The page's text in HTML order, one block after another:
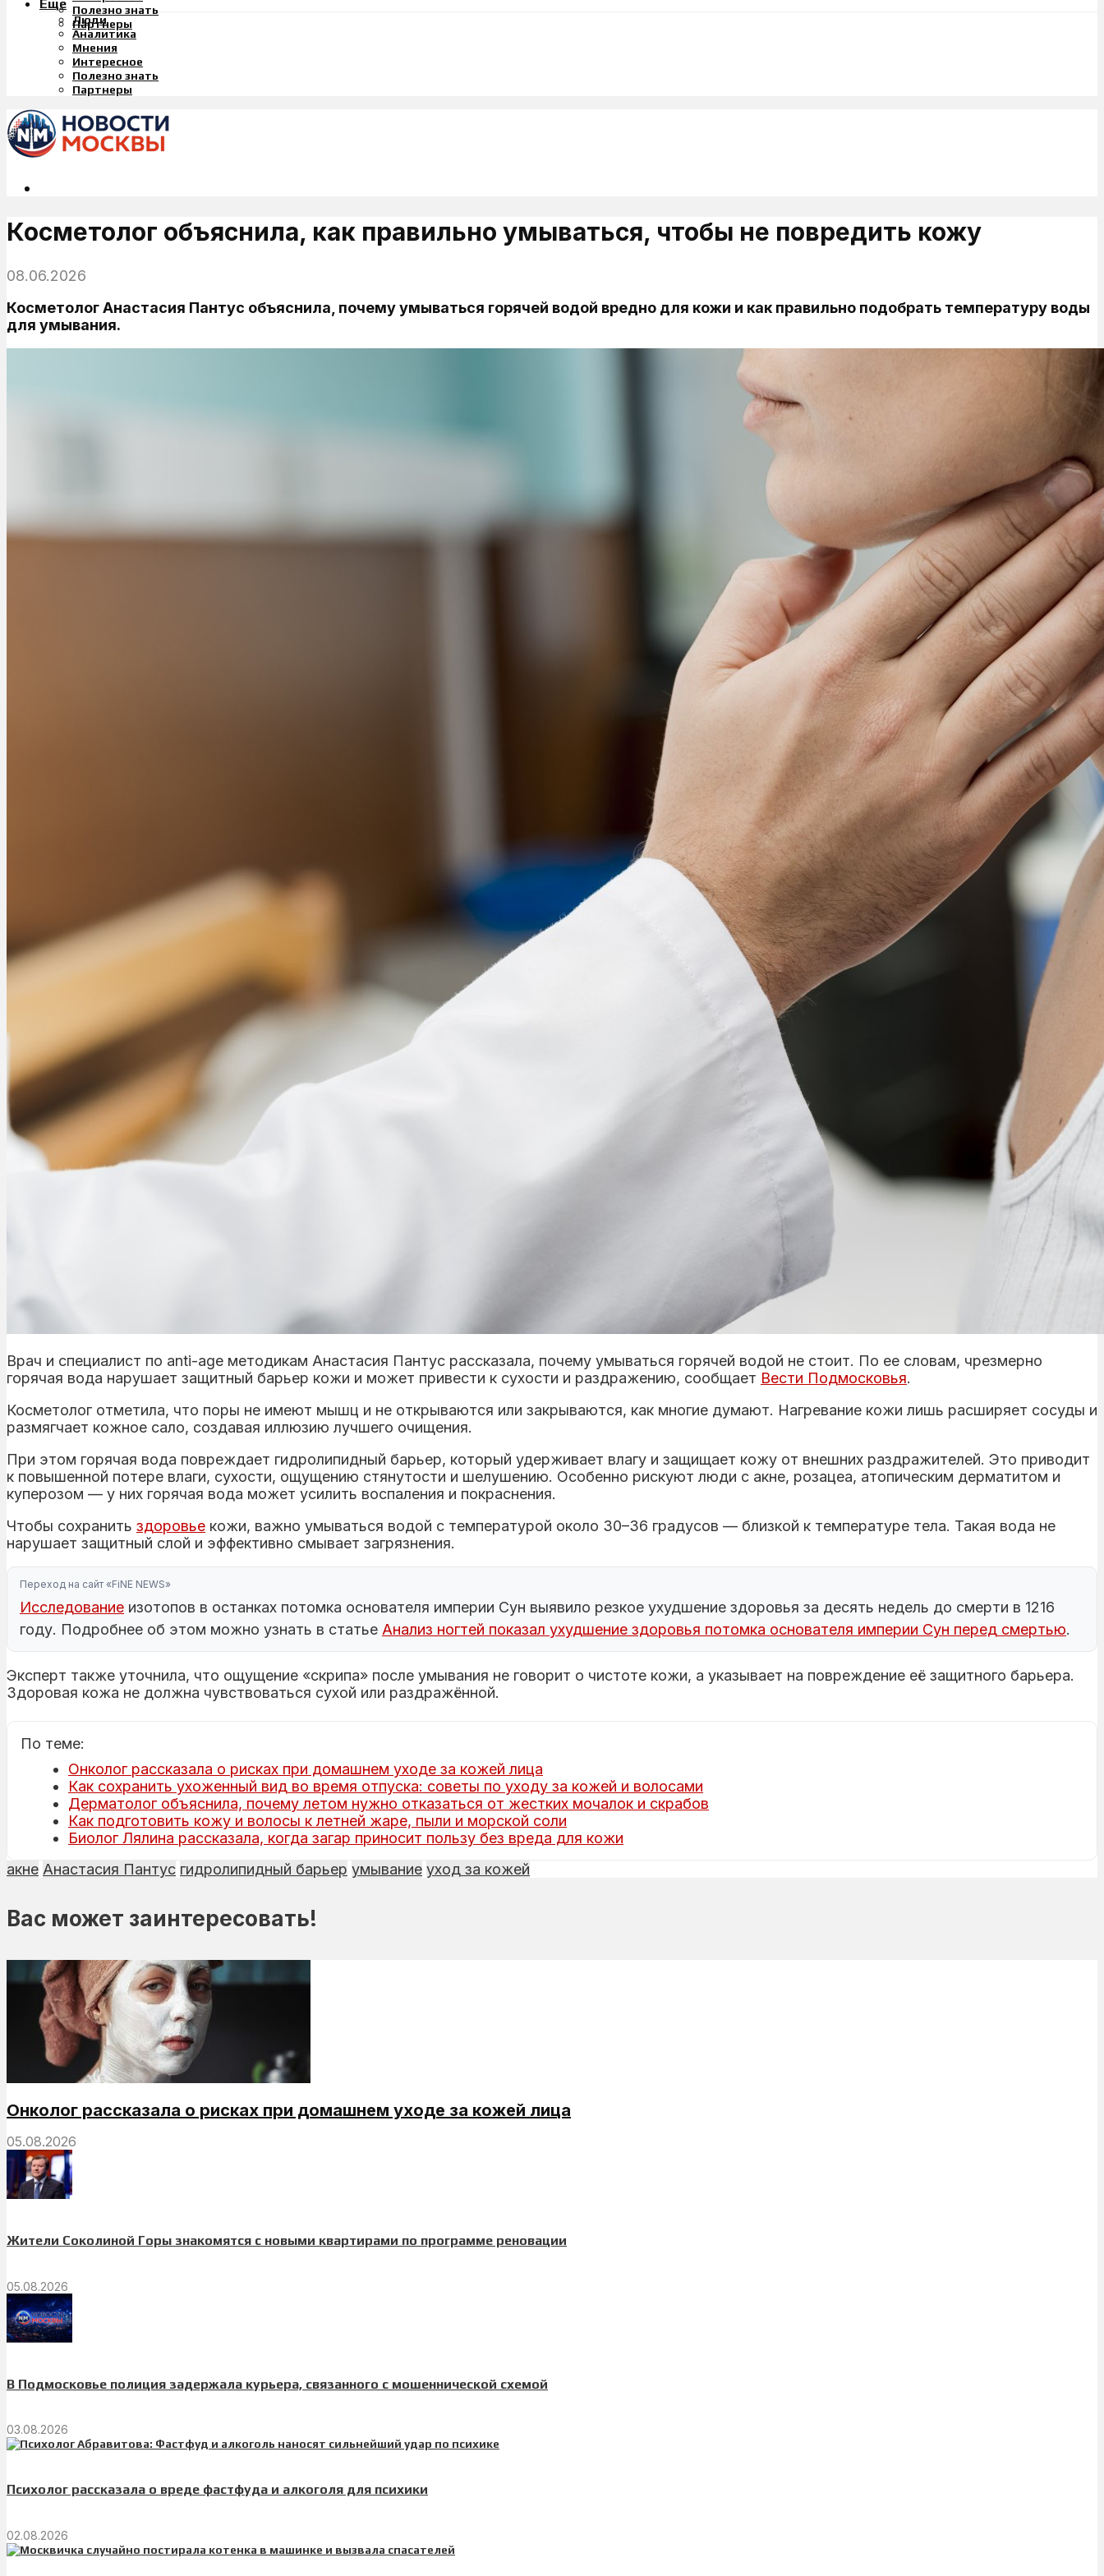
Полезно знать
Партнеры
Еще
Люди
Аналитика
Мнения
Интересное
Полезно знать
Партнеры
Косметолог объяснила, как правильно умываться, чтобы не повредить кожу
08.06.2026
Косметолог Анастасия Пантус объяснила, почему умываться горячей водой вредно для кожи и как правильно подобрать температуру воды
для умывания.
Врач и специалист по anti-age методикам Анастасия Пантус рассказала, почему умываться горячей водой не стоит. По ее словам, чрезмерно
горячая вода нарушает защитный барьер кожи и может привести к сухости и раздражению, сообщает Вести Подмосковья.
Косметолог отметила, что поры не имеют мышц и не открываются или закрываются, как многие думают. Нагревание кожи лишь расширяет сосуды и
размягчает кожное сало, создавая иллюзию лучшего очищения.
При этом горячая вода повреждает гидролипидный барьер, который удерживает влагу и защищает кожу от внешних раздражителей. Это приводит
к повышенной потере влаги, сухости, ощущению стянутости и шелушению. Особенно рискуют люди с акне, розацеа, атопическим дерматитом и
куперозом — у них горячая вода может усилить воспаления и покраснения.
Чтобы сохранить здоровье кожи, важно умываться водой с температурой около 30–36 градусов — близкой к температуре тела. Такая вода не
нарушает защитный слой и эффективно смывает загрязнения.
Переход на сайт «FiNE NEWS»
Исследование изотопов в останках потомка основателя империи Сун выявило резкое ухудшение здоровья за десять недель до смерти в 1216
году. Подробнее об этом можно узнать в статье Анализ ногтей показал ухудшение здоровья потомка основателя империи Сун перед смертью.
Эксперт также уточнила, что ощущение «скрипа» после умывания не говорит о чистоте кожи, а указывает на повреждение её защитного барьера.
Здоровая кожа не должна чувствоваться сухой или раздражённой.
По теме:
Онколог рассказала о рисках при домашнем уходе за кожей лица
Как сохранить ухоженный вид во время отпуска: советы по уходу за кожей и волосами
Дерматолог объяснила, почему летом нужно отказаться от жестких мочалок и скрабов
Как подготовить кожу и волосы к летней жаре, пыли и морской соли
Биолог Лялина рассказала, когда загар приносит пользу без вреда для кожи
акне Анастасия Пантус гидролипидный барьер умывание уход за кожей
Вас может заинтересовать!
Онколог рассказала о рисках при домашнем уходе за кожей лица
05.08.2026
Жители Соколиной Горы знакомятся с новыми квартирами по программе реновации
05.08.2026
В Подмосковье полиция задержала курьера, связанного с мошеннической схемой
03.08.2026
Психолог рассказала о вреде фастфуда и алкоголя для психики
02.08.2026